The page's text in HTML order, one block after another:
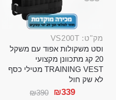
מק"ט: VS200T
וסט משקולות אפוד עם משקל
20 קג מתכוונן מקצועי
TRAINING VEST מטילי כסף
לא שק חול
₪390 ₪339